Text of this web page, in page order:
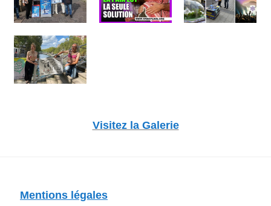
Visitez la Galerie
Mentions légales